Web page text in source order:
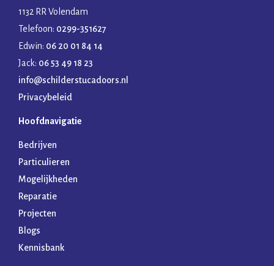
1132 RR Volendam
Telefoon: 0299-351627
Edwin: 06 20 01 84 14
Jack: 06 53 49 18 23
info@schilderstucadoors.nl
Privacybeleid
Hoofdnavigatie
Bedrijven
Particulieren
Mogelijkheden
Reparatie
Projecten
Blogs
Kennisbank